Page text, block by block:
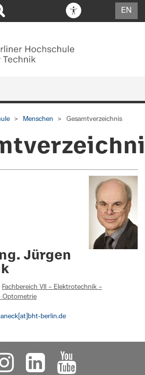
EN
Menschen Gesamtverzeichnis
Jürgen
Fachbereich VII – Elektrotechnik –
Optometrie
berlin.de